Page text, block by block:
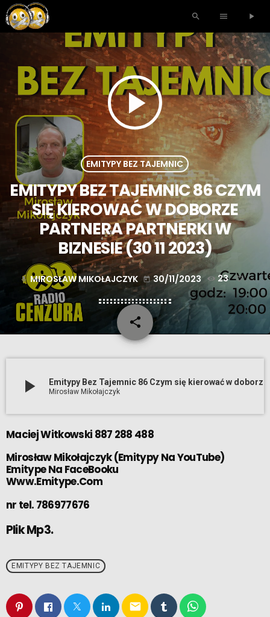
search menu play_arrow
play_arrow
EMITYPY BEZ TAJEMNIC
EMITYPY BEZ TAJEMNIC 86 CZYM
SIĘ KIEROWAĆ W DOBORZE
PARTNERA PARTNERKI W
BIZNESIE (30 11 2023)
mic MIROSŁAW MIKOŁAJCZYK today 30/11/2023 23
share
email
play_arrow Mirosław Mikołajczyk
Maciej Witkowski 887 288 488
Mirosław Mikołajczyk(Emitypy Na YouTube)
Emitype Na FaceBooku
Www.Emitype.Com
nr tel. 786977676
Plik Mp3.
EMITYPY BEZ TAJEMNIC
email